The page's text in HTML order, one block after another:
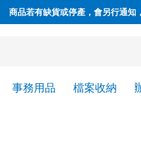
商品若有缺貨或停產，會另行通知
事務用品 檔案收納